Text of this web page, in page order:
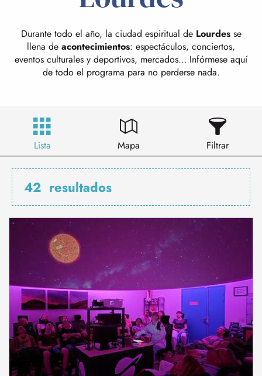
Durante todo el año, la ciudad espiritual de Lourdesse
llena de acontecimientos: espectáculos, conciertos,
eventos culturales y deportivos, mercados… Infórmese aquí
de todo el programa para no perderse nada.
Lista Mapa Filtrar
42 resultados